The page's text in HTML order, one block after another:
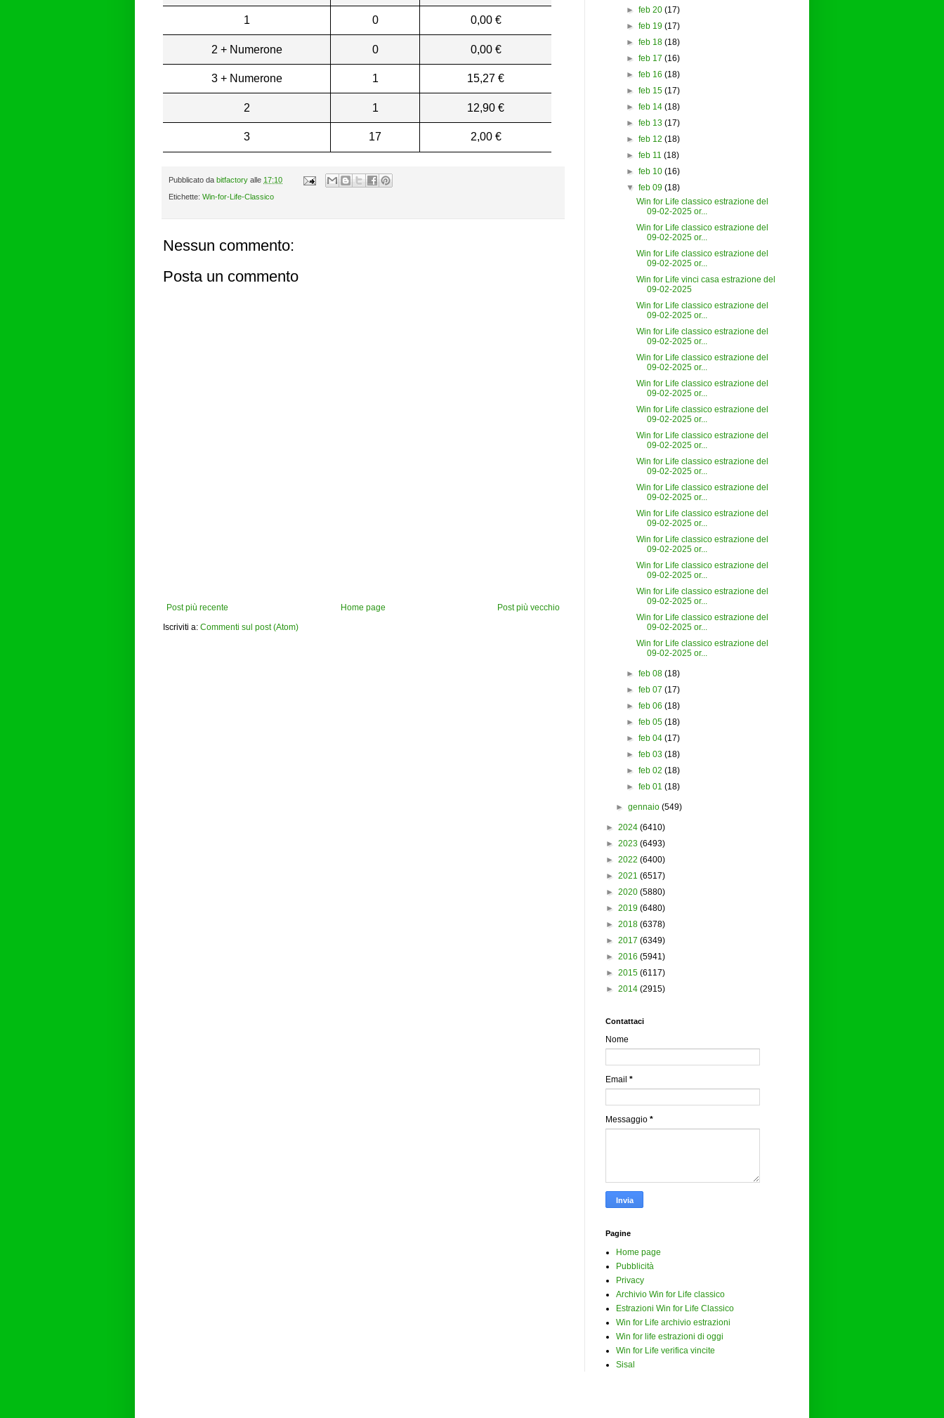
1 0 0,00 €
2 + Numerone 0 0,00 €
3 + Numerone 1 15,27 €
2 1 12,90 €
3 17 2,00 €
Pubblicato da bitfactory alle 17:10
Etichette: Win-for-Life-Classico
Nessun commento:
Posta un commento
Post più recente Post più vecchio
Home page
Iscriviti a: Commenti sul post (Atom)
► feb 20 (17)
► feb 19 (17)
► feb 18 (18)
► feb 17 (16)
► feb 16 (18)
► feb 15 (17)
► feb 14 (18)
► feb 13 (17)
► feb 12 (18)
► feb 11 (18)
► feb 10 (16)
▼ feb 09 (18)
Win for Life classico estrazione del
09-02-2025 or...
Win for Life classico estrazione del
09-02-2025 or...
Win for Life classico estrazione del
09-02-2025 or...
Win for Life vinci casa estrazione del
09-02-2025
Win for Life classico estrazione del
09-02-2025 or...
Win for Life classico estrazione del
09-02-2025 or...
Win for Life classico estrazione del
09-02-2025 or...
Win for Life classico estrazione del
09-02-2025 or...
Win for Life classico estrazione del
09-02-2025 or...
Win for Life classico estrazione del
09-02-2025 or...
Win for Life classico estrazione del
09-02-2025 or...
Win for Life classico estrazione del
09-02-2025 or...
Win for Life classico estrazione del
09-02-2025 or...
Win for Life classico estrazione del
09-02-2025 or...
Win for Life classico estrazione del
09-02-2025 or...
Win for Life classico estrazione del
09-02-2025 or...
Win for Life classico estrazione del
09-02-2025 or...
Win for Life classico estrazione del
09-02-2025 or...
► feb 08 (18)
► feb 07 (17)
► feb 06 (18)
► feb 05 (18)
► feb 04 (17)
► feb 03 (18)
► feb 02 (18)
► feb 01 (18)
►gennaio (549)
► 2024 (6410)
► 2023 (6493)
► 2022 (6400)
► 2021 (6517)
► 2020 (5880)
► 2019 (6480)
► 2018 (6378)
► 2017 (6349)
► 2016 (5941)
► 2015 (6117)
► 2014 (2915)
Contattaci
Nome
Email *
Messaggio *
Pagine
Home page
Pubblicità
Privacy
Archivio Win for Life classico
Estrazioni Win for Life Classico
Win for Life archivio estrazioni
Win for life estrazioni di oggi
Win for Life verifica vincite
Sisal